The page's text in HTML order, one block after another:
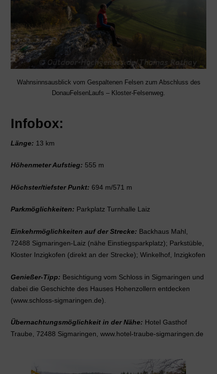
Wahnsinnsausblick vom Gespaltenen Felsen zum Abschluss des
DonauFelsenLaufs – Kloster-Felsenweg.
Infobox:
Länge: 13 km
Höhenmeter Aufstieg: 555 m
Höchster/tiefster Punkt: 694 m/571 m
Parkmöglichkeiten: Parkplatz Turnhalle Laiz
Einkehrmöglichkeiten auf der Strecke: Backhaus Mahl,
72488 Sigmaringen-Laiz (nähe Einstiegsparkplatz); Parkstüble,
Kloster Inzigkofen (direkt an der Strecke); Winkelhof, Inzigkofen
Genießer-Tipp: Besichtigung vom Schloss in Sigmaringen und
dabei die Geschichte des Hauses Hohenzollern entdecken
(www.schloss-sigmaringen.de).
Übernachtungsmöglichkeit in der Nähe: Hotel Gasthof
Traube, 72488 Sigmaringen, www.hotel-traube-sigmaringen.de